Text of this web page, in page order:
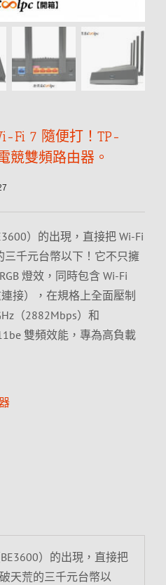
Fi 7 隨便打！TP-
競雙頻路由器。
）的出現，直接把 Wi-Fi
三千元台幣以下！它不只擁
燈效，同時包含 Wi-Fi
接），在規格上全面壓制
（2882Mbps）和
雙頻效能，專為高負載
）的出現，直接把
天荒的三千元台幣以